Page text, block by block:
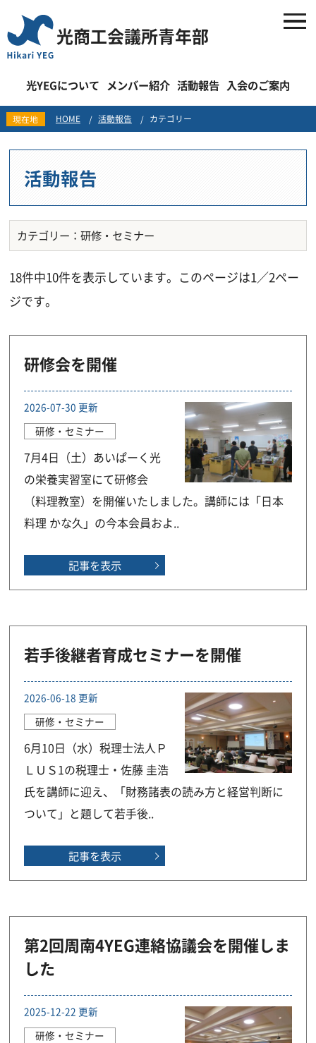
光商工会議所青年部
光YEGについて メンバー紹介 活動報告 入会のご案内
現在地 HOME 活動報告 カテゴリー
活動報告
カテゴリー：研修・セミナー
18件中10件を表示しています。このページは1／2ペー
ジです。
研修会を開催
2026-07-30 更新
研修・セミナー
7月4日（土）あいぱーく光
の栄養実習室にて研修会
（料理教室）を開催いたしました。講師には「日本
料理 かな久」の今本会員およ..
記事を表示
若手後継者育成セミナーを開催
2026-06-18 更新
研修・セミナー
6月10日（水）税理士法人Ｐ
ＬＵＳ1の税理士・佐藤 圭浩
氏を講師に迎え、「財務諸表の読み方と経営判断に
ついて」と題して若手後..
記事を表示
第2回周南4YEG連絡協議会を開催しま
した
2025-12-22 更新
研修・セミナー